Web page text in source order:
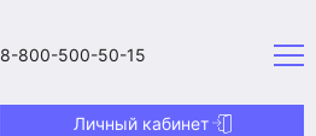
8-800-500-50-15
Личный кабинет